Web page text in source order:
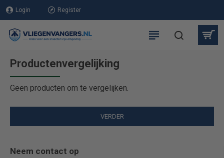
Login Register
Productenvergelijking
Geen producten om te vergelijken.
VERDER
Neem contact op